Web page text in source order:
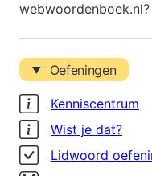
Oefeningen
Kenniscentrum
Wist je dat?
Lidwoord